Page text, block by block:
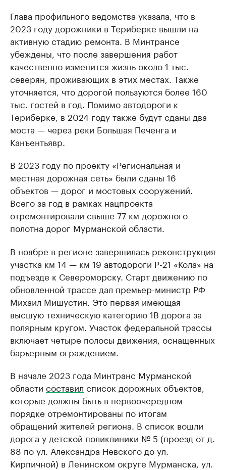
Глава профильного ведомства указала, что в
2023 году дорожники в Териберке вышли на
активную стадию ремонта. В Минтрансе
убеждены, что после завершения работ
качественно изменится жизнь около 1 тыс.
северян, проживающих в этих местах. Также
уточняется, что дорогой пользуются более 160
тыс. гостей в год. Помимо автодороги к
Териберке, в 2024 году также будут сданы два
моста — через реки Большая Печенга и
Канъентьявр.
В 2023 году по проекту «Региональная и
местная дорожная сеть» были сданы 16
объектов — дорог и мостовых сооружений.
Всего за год в рамках нацпроекта
отремонтировали свыше 77 км дорожного
полотна дорог Мурманской области.
В ноябре в регионе завершилась реконструкция
участка км 14 — км 19 автодороги Р-21 «Кола» на
подъезде к Североморску. Старт движению по
обновленной трассе дал премьер-министр РФ
Михаил Мишустин. Это первая имеющая
высшую техническую категорию 1В дорога за
полярным кругом. Участок федеральной трассы
включает четыре полосы движения, оснащенных
барьерным ограждением.
В начале 2023 года Минтранс Мурманской
области составил список дорожных объектов,
которые должны быть в первоочередном
порядке отремонтированы по итогам
обращений жителей региона. В список вошли
дорога у детской поликлиники № 5 (проезд от д.
88 по ул. Александра Невского до ул.
Кирпичной) в Ленинском округе Мурманска, ул.